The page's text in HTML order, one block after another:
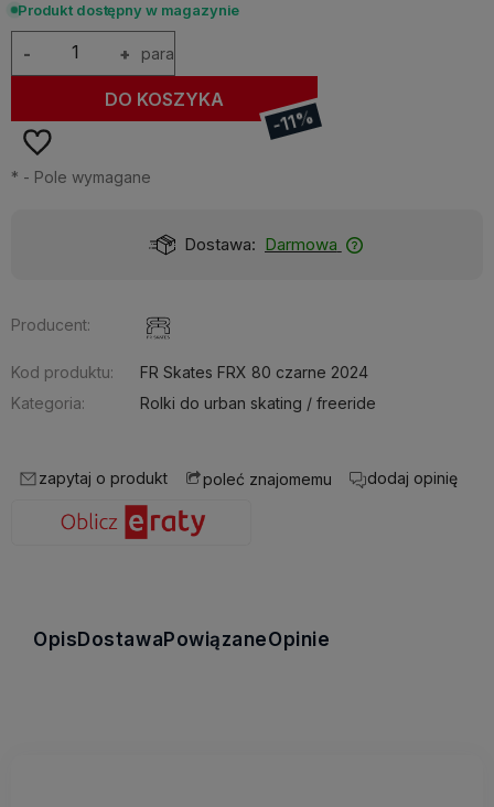
Produkt dostępny w magazynie
+
- para
DO KOSZYKA
-11%
* - Pole wymagane
Dostawa: Darmowa
Producent:
Kod produktu:
FR Skates FRX 80 czarne 2024
Kategoria:
Rolki do urban skating / freeride
zapytaj o produkt poleć znajomemu dodaj opinię
Opis Dostawa PowiązaneOpinie